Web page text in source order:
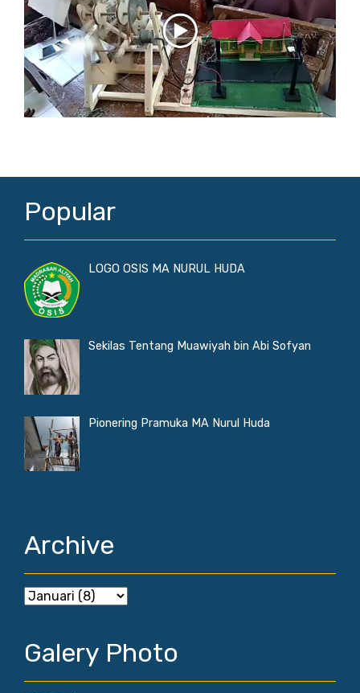
Popular
LOGO OSIS MA NURUL HUDA
Sekilas Tentang Muawiyah bin Abi Sofyan
Pionering Pramuka MA Nurul Huda
Archive
Galery Photo